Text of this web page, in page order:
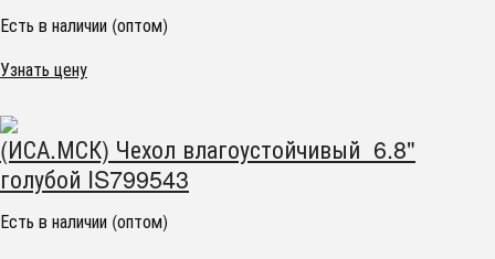
Есть в наличии (оптом)
Узнать цену
(ИСА.МСК) Чехол влагоустойчивый 6.8"
голубой IS799543
Есть в наличии (оптом)